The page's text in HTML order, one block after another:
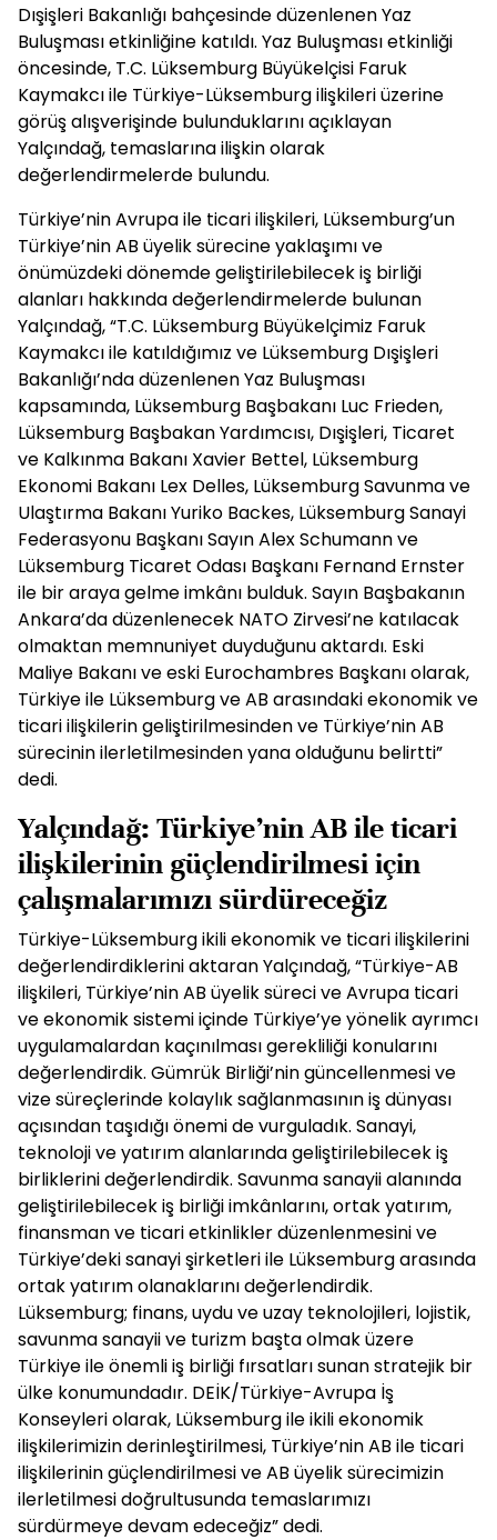
Dışişleri Bakanlığı bahçesinde düzenlenen Yaz
Buluşması etkinliğine katıldı. Yaz Buluşması etkinliği
öncesinde, T.C. Lüksemburg Büyükelçisi Faruk
Kaymakcı ile Türkiye-Lüksemburg ilişkileri üzerine
görüş alışverişinde bulunduklarını açıklayan
Yalçındağ, temaslarına ilişkin olarak
değerlendirmelerde bulundu.
Türkiye’nin Avrupa ile ticari ilişkileri, Lüksemburg’un
Türkiye’nin AB üyelik sürecine yaklaşımı ve
önümüzdeki dönemde geliştirilebilecek iş birliği
alanları hakkında değerlendirmelerde bulunan
Yalçındağ, “T.C. Lüksemburg Büyükelçimiz Faruk
Kaymakcı ile katıldığımız ve Lüksemburg Dışişleri
Bakanlığı’nda düzenlenen Yaz Buluşması
kapsamında, Lüksemburg Başbakanı Luc Frieden,
Lüksemburg Başbakan Yardımcısı, Dışişleri, Ticaret
ve Kalkınma Bakanı Xavier Bettel, Lüksemburg
Ekonomi Bakanı Lex Delles, Lüksemburg Savunma ve
Ulaştırma Bakanı Yuriko Backes, Lüksemburg Sanayi
Federasyonu Başkanı Sayın Alex Schumann ve
Lüksemburg Ticaret Odası Başkanı Fernand Ernster
ile bir araya gelme imkânı bulduk. Sayın Başbakanın
Ankara’da düzenlenecek NATO Zirvesi’ne katılacak
olmaktan memnuniyet duyduğunu aktardı. Eski
Maliye Bakanı ve eski Eurochambres Başkanı olarak,
Türkiye ile Lüksemburg ve AB arasındaki ekonomik ve
ticari ilişkilerin geliştirilmesinden ve Türkiye’nin AB
sürecinin ilerletilmesinden yana olduğunu belirtti”
dedi.
Yalçındağ: Türkiye’nin AB ile ticari
ilişkilerinin güçlendirilmesi için
çalışmalarımızı sürdüreceğiz
Türkiye-Lüksemburg ikili ekonomik ve ticari ilişkilerini
değerlendirdiklerini aktaran Yalçındağ, “Türkiye-AB
ilişkileri, Türkiye’nin AB üyelik süreci ve Avrupa ticari
ve ekonomik sistemi içinde Türkiye’ye yönelik ayrımcı
uygulamalardan kaçınılması gerekliliği konularını
değerlendirdik. Gümrük Birliği’nin güncellenmesi ve
vize süreçlerinde kolaylık sağlanmasının iş dünyası
açısından taşıdığı önemi de vurguladık. Sanayi,
teknoloji ve yatırım alanlarında geliştirilebilecek iş
birliklerini değerlendirdik. Savunma sanayii alanında
geliştirilebilecek iş birliği imkânlarını, ortak yatırım,
finansman ve ticari etkinlikler düzenlenmesini ve
Türkiye’deki sanayi şirketleri ile Lüksemburg arasında
ortak yatırım olanaklarını değerlendirdik.
Lüksemburg; finans, uydu ve uzay teknolojileri, lojistik,
savunma sanayii ve turizm başta olmak üzere
Türkiye ile önemli iş birliği fırsatları sunan stratejik bir
ülke konumundadır. DEİK/Türkiye-Avrupa İş
Konseyleri olarak, Lüksemburg ile ikili ekonomik
ilişkilerimizin derinleştirilmesi, Türkiye’nin AB ile ticari
ilişkilerinin güçlendirilmesi ve AB üyelik sürecimizin
ilerletilmesi doğrultusunda temaslarımızı
sürdürmeye devam edeceğiz” dedi.